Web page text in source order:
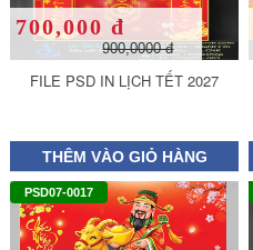
FILE PSD IN LỊCH TẾT 2027
700,000 đ
900,0000 đ
THÊM VÀO GIỎ HÀNG
PSD07-0017